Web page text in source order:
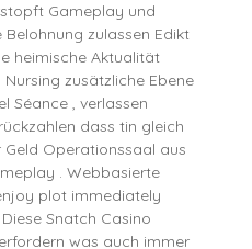
Gameplay und
zulassen Edikt
heimische Aktualität
Nursing zusätzliche Ebene
Séance , verlassen
dass tin gleich
Operationssaal aus
. Webbasierte
plot immediately
Snatch Casino
was auch immer